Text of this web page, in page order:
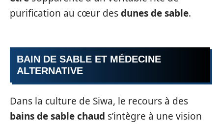
purification au cœur desdunes de sable.
BAIN DE SABLE ET MÉDECINE
ALTERNATIVE
Dans la culture de Siwa, le recours à des
bains de sable chaud s’intègre à une vision